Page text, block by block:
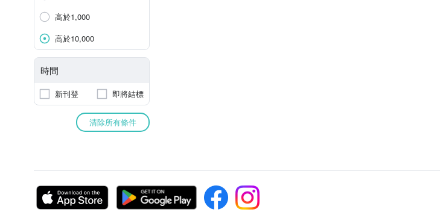
高於1,000
高於10,000
時間
新刊登 即將結標
清除所有條件